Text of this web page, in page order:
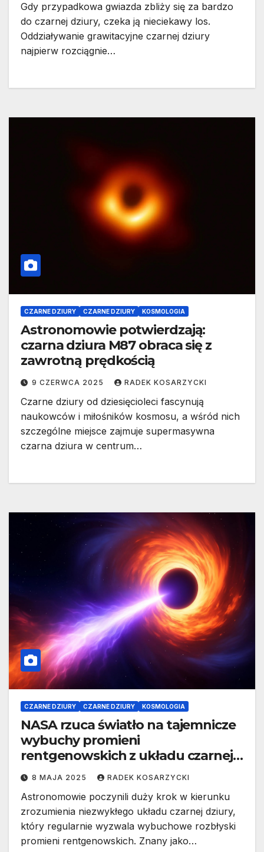
Gdy przypadkowa gwiazda zbliży się za bardzo
do czarnej dziury, czeka ją nieciekawy los.
Oddziaływanie grawitacyjne czarnej dziury
najpierw rozciągnie…
CZARNE DZIURY CZARNE DZIURY KOSMOLOGIA
Astronomowie potwierdzają:
czarna dziura M87 obraca się z
zawrotną prędkością
9 CZERWCA 2025 RADEK KOSARZYCKI
Czarne dziury od dziesięcioleci fascynują
naukowców i miłośników kosmosu, a wśród nich
szczególne miejsce zajmuje supermasywna
czarna dziura w centrum…
CZARNE DZIURY CZARNE DZIURY KOSMOLOGIA
NASA rzuca światło na tajemnicze
wybuchy promieni
rentgenowskich z układu czarnej
dziury „Ansky”
8 MAJA 2025 RADEK KOSARZYCKI
Astronomowie poczynili duży krok w kierunku
zrozumienia niezwykłego układu czarnej dziury,
który regularnie wyzwala wybuchowe rozbłyski
promieni rentgenowskich. Znany jako…